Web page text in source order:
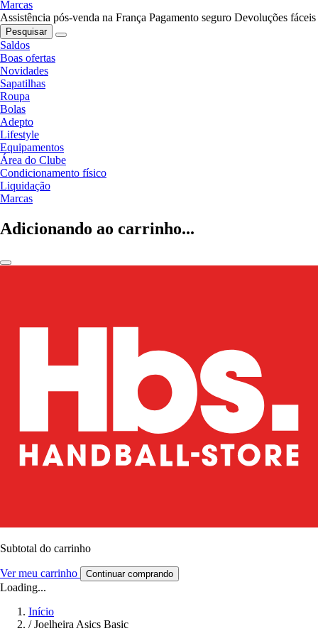
Marcas
Assistência pós-venda na França Pagamento seguro Devoluções fáceis
Pesquisar
Saldos
Boas ofertas
Novidades
Sapatilhas
Roupa
Bolas
Adepto
Lifestyle
Equipamentos
Área do Clube
Condicionamento físico
Liquidação
Marcas
Adicionando ao carrinho...
Subtotal do carrinho
Ver meu carrinho Continuar comprando
Loading...
Início
/ Joelheira Asics Basic